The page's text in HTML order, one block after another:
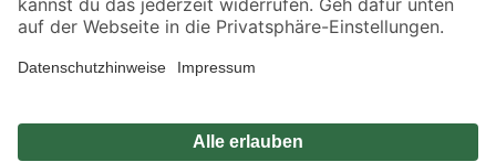
Alle Preisangaben in EUR inkl. gesetzl. MwSt.. Die dargestellten Angebote sind unter
Umständen nicht in allen Märkten verfügbar. Die angegebenen Verfügbarkeiten beziehen
Produkte nur solange der Vorrat reicht.
*Paketversand ab 59 € versandkostenfrei, gilt nicht für Artikel mit Speditionsversand, hier
Privatsphäre Impressum